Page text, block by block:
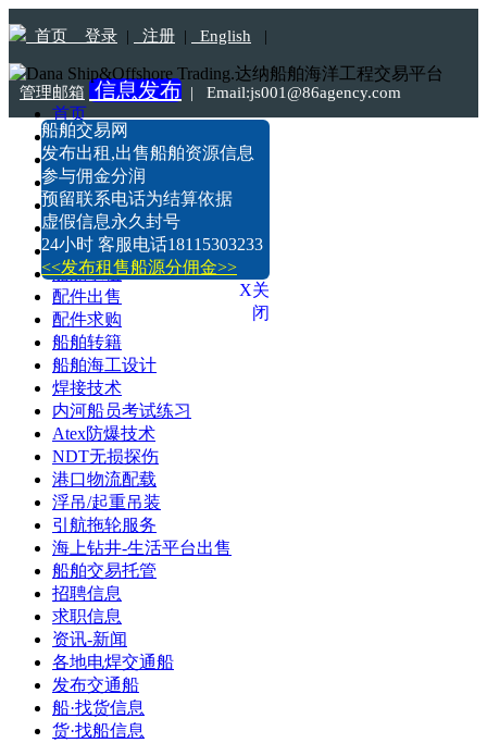
首页 登录 | 注册 | English |
管理邮箱 信息发布 | Email:js001@86agency.com
Tel:18115303233
首页
船舶转港·过户
船舶坞检·坞修·油漆
船价估算
船舶出售
船舶求购
船舶出租
船舶求租
配件出售
配件求购
船舶转籍
船舶海工设计
焊接技术
内河船员考试练习
Atex防爆技术
NDT无损探伤
港口物流配载
浮吊/起重吊装
引航拖轮服务
海上钻井-生活平台出售
船舶交易托管
招聘信息
求职信息
资讯-新闻
各地电焊交通船
发布交通船
船·找货信息
货·找船信息
船舶交易网
发布出租,出售船舶资源信息
参与佣金分润
预留联系电话为结算依据
虚假信息永久封号
24小时 客服电话18115303233
<<发布租售船源分佣金>>
X关
闭